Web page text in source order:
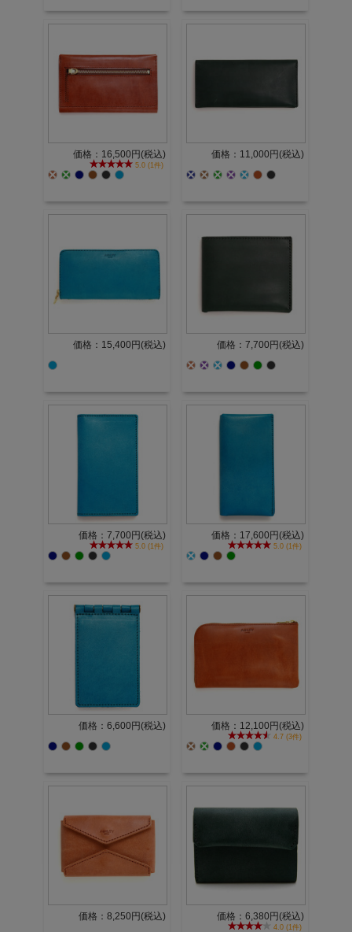
価格：16,500円(税込)
5.0 (1件)
価格：11,000円(税込)
価格：15,400円(税込) 価格：7,700円(税込)
価格：7,700円(税込)
5.0 (1件)
価格：17,600円(税込)
5.0 (1件)
価格：6,600円(税込) 価格：12,100円(税込)
4.7 (3件)
価格：8,250円(税込) 価格：6,380円(税込)
4.0 (1件)